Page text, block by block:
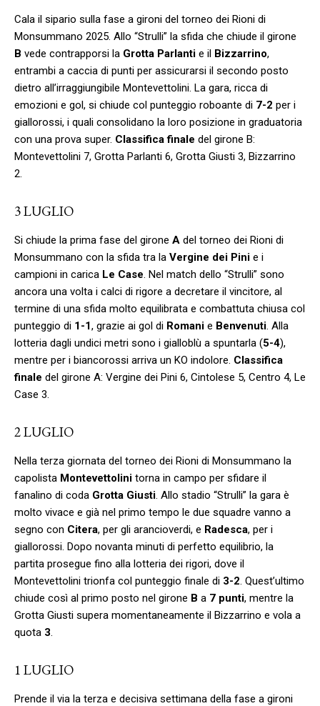
Cala il sipario sulla fase a gironi del torneo dei Rioni di
Monsummano 2025. Allo “Strulli” la sfida che chiude il girone
B vede contrapporsi la Grotta Parlanti e il Bizzarrino,
entrambi a caccia di punti per assicurarsi il secondo posto
dietro all’irraggiungibile Montevettolini. La gara, ricca di
emozioni e gol, si chiude col punteggio roboante di 7-2 per i
giallorossi, i quali consolidano la loro posizione in graduatoria
con una prova super. Classifica finale del girone B:
Montevettolini 7, Grotta Parlanti 6, Grotta Giusti 3, Bizzarrino
2.
3 LUGLIO
Si chiude la prima fase del girone A del torneo dei Rioni di
Monsummano con la sfida tra la Vergine dei Pini e i
campioni in carica Le Case. Nel match dello “Strulli” sono
ancora una volta i calci di rigore a decretare il vincitore, al
termine di una sfida molto equilibrata e combattuta chiusa col
punteggio di 1-1, grazie ai gol di Romani e Benvenuti. Alla
lotteria dagli undici metri sono i gialloblù a spuntarla (5-4),
mentre per i biancorossi arriva un KO indolore. Classifica
finale del girone A: Vergine dei Pini 6, Cintolese 5, Centro 4, Le
Case 3.
2 LUGLIO
Nella terza giornata del torneo dei Rioni di Monsummano la
capolista Montevettolini torna in campo per sfidare il
fanalino di coda Grotta Giusti. Allo stadio “Strulli” la gara è
molto vivace e già nel primo tempo le due squadre vanno a
segno con Citera, per gli arancioverdi, e Radesca, per i
giallorossi. Dopo novanta minuti di perfetto equilibrio, la
partita prosegue fino alla lotteria dei rigori, dove il
Montevettolini trionfa col punteggio finale di 3-2. Quest’ultimo
chiude così al primo posto nel girone B a 7 punti, mentre la
Grotta Giusti supera momentaneamente il Bizzarrino e vola a
quota 3.
1 LUGLIO
Prende il via la terza e decisiva settimana della fase a gironi